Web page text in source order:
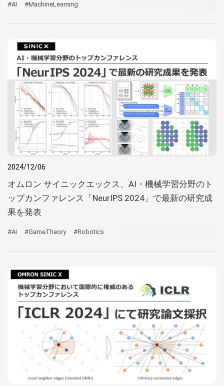
#AI #MachineLearning
2024/12/06
オムロン サイニックエックス、AI・機械学習分野のト
ップカンファレンス「NeurIPS 2024」で最新の研究成
果を発表
#AI #GameTheory #Robotics